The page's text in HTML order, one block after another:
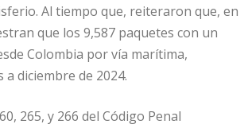
Al tiempo que, reiteraron que, en
que los 9,587 paquetes con un
Colombia por vía marítima,
diciembre de 2024.
265, y 266 del Código Penal